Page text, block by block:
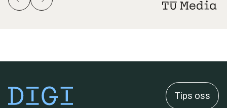
Tips oss